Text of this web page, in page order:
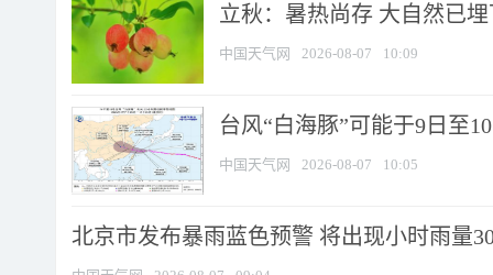
立秋：暑热尚存 大自然已
中国天气网 2026-08-07 10:09
台风“白海豚”可能于9日至
中国天气网 2026-08-07 10:05
北京市发布暴雨蓝色预警 将出现小时雨量